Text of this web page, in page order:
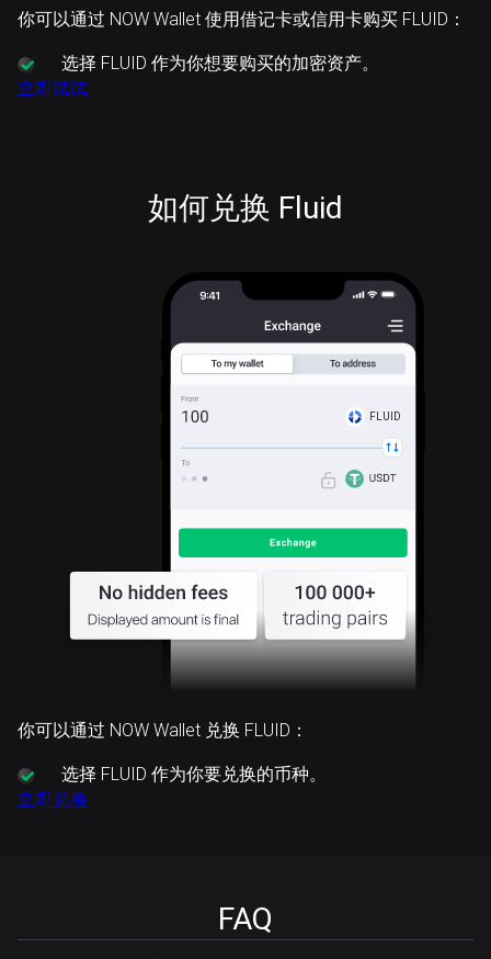
你可以通过 NOW Wallet 使用借记卡或信用卡购买 FLUID：
选择 FLUID 作为你想要购买的加密资产。
立即试试
如何兑换 Fluid
FLUID
你可以通过 NOW Wallet 兑换 FLUID：
选择 FLUID 作为你要兑换的币种。
立即兑换
FAQ